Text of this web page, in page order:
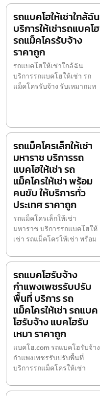
รถแบคโฮให้เช่าใกล้ฉัน
บริการให้เช่ารถแบคโฮ
รถแม็คโครรับจ้าง
ราคาถูก
รถแบคโฮให้เช่าใกล้ฉัน
บริการรถแบคโฮให้เช่า รถ
แม็คโครรับจ้าง รับเหมาถมท
รถแม็คโครเล็กให้เช่า
มหาราช บริการรถ
แบคโฮให้เช่า รถ
แม็คโครให้เช่า พร้อม
คนขับ ให้บริการทั่ว
ประเทศ ราคาถูก
รถแม็คโครเล็กให้เช่า
มหาราช บริการรถแบคโฮให้
เช่า รถแม็คโครให้เช่า พร้อม
รถแบคโฮรับจ้าง
กำแพงเพชรรับปรับ
พื้นที่ บริการ รถ
แม็คโครให้เช่า รถแบค
โฮรับจ้าง แบคโฮรับ
เหมา ราคาถูก
แบคโฮ.com รถแบคโฮรับจ้าง
กำแพงเพชรรับปรับพื้นที่
บริการรถแม็คโครให้เช่า